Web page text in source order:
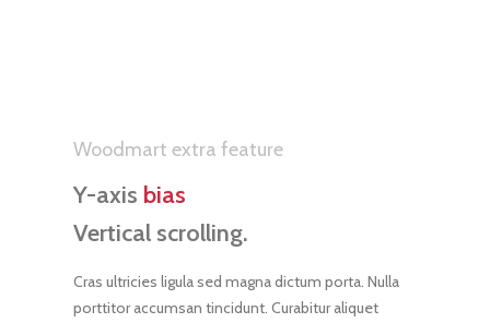
Woodmart extra feature
Y-axis bias
Vertical scrolling.
Cras ultricies ligula sed magna dictum porta. Nulla
porttitor accumsan tincidunt. Curabitur aliquet